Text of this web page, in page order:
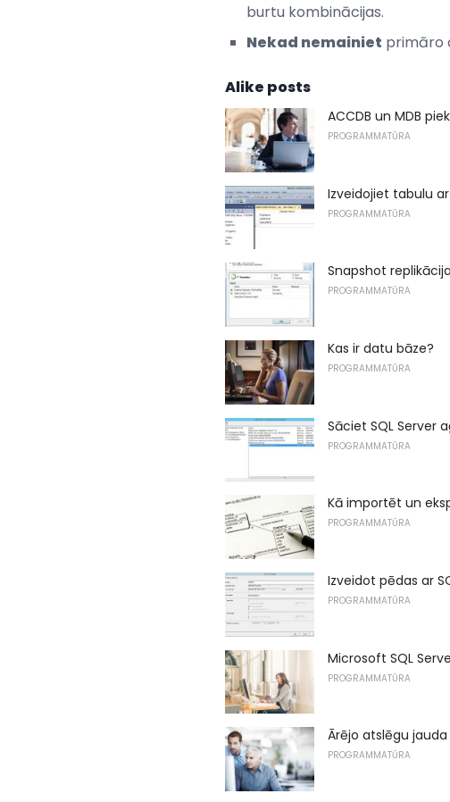
burtu kombinācijas.
Nekad nemainiet primāro
Alike posts
ACCDB un MDB
PROGRAMMATŪRA
Izveidojiet tabulu ar
PROGRAMMATŪRA
Snapshot
PROGRAMMATŪRA
Kas ir datu bāze?
PROGRAMMATŪRA
Sāciet SQL Server
PROGRAMMATŪRA
Kā importēt un
PROGRAMMATŪRA
Izveidot pēdas ar
PROGRAMMATŪRA
Microsoft SQL
PROGRAMMATŪRA
Ārējo atslēgu
PROGRAMMATŪRA